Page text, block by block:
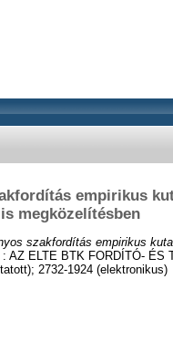
empirikus
megközelítésben
szakfordítás empirikus
AZ ELTE BTK FORDÍTÓ- ÉS
2732-1924 (elektronikus)